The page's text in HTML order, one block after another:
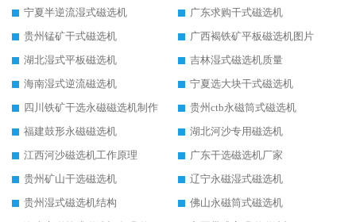
宁夏半逆流湿式磁选机
广东求购干式磁选机
贵州锰矿干式磁选机
广西褐铁矿平板磁选机图片
湖北湿式平板磁选机
吉林湿式磁选机质量
海南湿式逆流磁选机
宁夏选大块干式磁选机
四川铁矿干选永磁磁选机制作
贵州ctb永磁筒式磁选机
福建鼓形永磁磁选机
湖北河沙专用磁选机
江西河沙磁选机工作原理
广东干选磁选机厂家
贵州矿山干选磁选机
辽宁永磁湿式磁选机
贵州湿式磁选机结构
佛山永磁筒式磁选机